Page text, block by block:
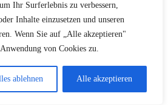
Ihr Surferlebnis zu verbessern,
Inhalte einzusetzen und unseren
Wenn Sie auf „Alle akzeptieren"
von Cookies zu.
ablehnen Alle akzeptieren
Aufmerksamkeit!